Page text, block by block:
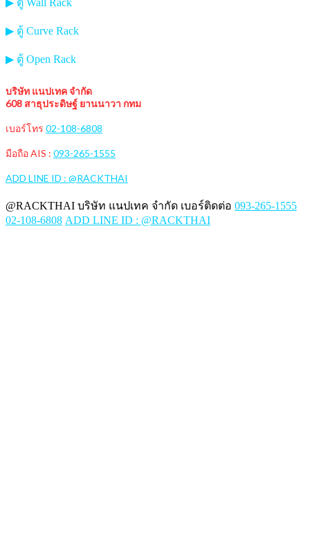
▶ ตู้ Wall Rack
▶ ตู้ Curve Rack
▶ ตู้ Open Rack
บริษัท แนปเทค จำกัด
608 สาธุประดิษฐ์ ยานนาวา กทม
เบอร์โทร 02-108-6808
มือถือ AIS : 093-265-1555
ADD LINE ID : @RACKTHAI
@RACKTHAI บริษัท แนปเทค จำกัด เบอร์ติดต่อ 093-265-1555
02-108-6808 ADD LINE ID : @RACKTHAI